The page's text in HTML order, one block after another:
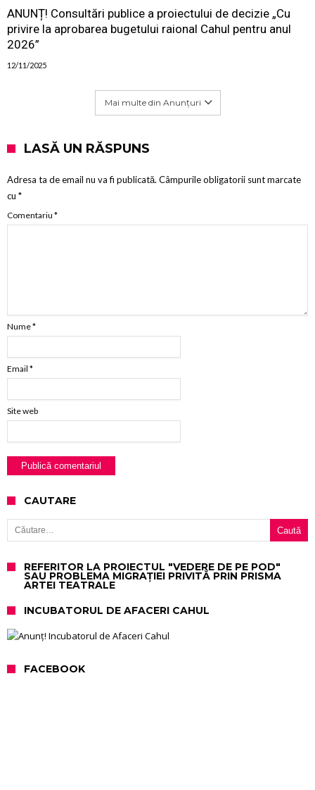
ANUNȚ! Consultări publice a proiectului de decizie „Cu
privire la aprobarea bugetului raional Cahul pentru anul
2026”
12/11/2025
Mai multe din Anunțuri
LASĂ UN RĂSPUNS
Adresa ta de email nu va fi publicată. Câmpurile obligatorii sunt marcate
cu *
Comentariu *
Nume*
Email *
Site web
CAUTARE
Caută după:
REFERITOR LA PROIECTUL "VEDERE DE PE POD"
SAU PROBLEMA MIGRAȚIEI PRIVITĂ PRIN PRISMA
ARTEI TEATRALE
INCUBATORUL DE AFACERI CAHUL
FACEBOOK